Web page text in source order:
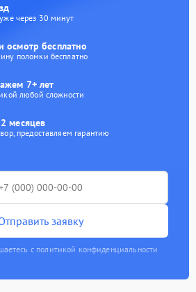
через 30 минут
осмотр бесплатно
поломки бесплатно
7+ лет
любой сложности
месяцев
предоставляем гарантию
заявку
с политикой конфиденциальности